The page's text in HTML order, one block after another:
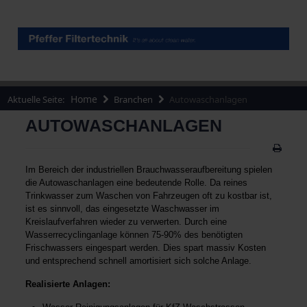
Aktuelle Seite: Home Branchen Autowaschanlagen
AUTOWASCHANLAGEN
Im Bereich der industriellen Brauchwasseraufbereitung spielen
die Autowaschanlagen eine bedeutende Rolle. Da reines
Trinkwasser zum Waschen von Fahrzeugen oft zu kostbar ist,
ist es sinnvoll, das eingesetzte Waschwasser im
Kreislaufverfahren wieder zu verwerten. Durch eine
Wasserrecyclinganlage können 75-90% des benötigten
Frischwassers eingespart werden. Dies spart massiv Kosten
und entsprechend schnell amortisiert sich solche Anlage.
Realisierte Anlagen: